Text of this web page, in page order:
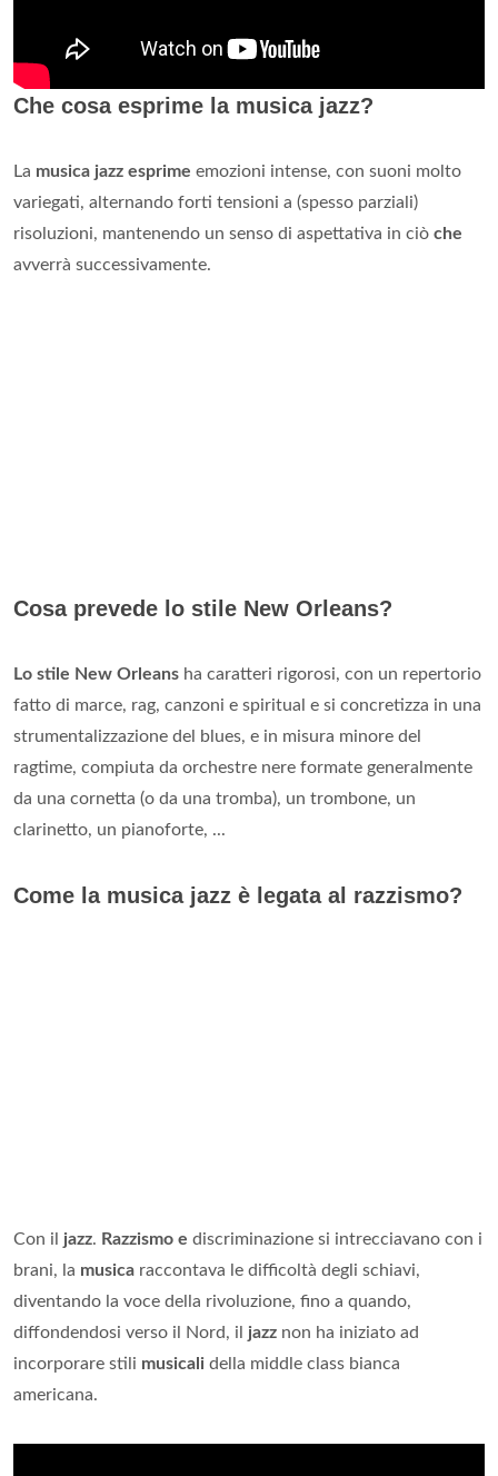
Che cosa esprime la musica jazz?
La musica jazz esprime emozioni intense, con suoni molto
variegati, alternando forti tensioni a (spesso parziali)
risoluzioni, mantenendo un senso di aspettativa in ciò che
avverrà successivamente.
Cosa prevede lo stile New Orleans?
Lo stile New Orleans ha caratteri rigorosi, con un repertorio
fatto di marce, rag, canzoni e spiritual e si concretizza in una
strumentalizzazione del blues, e in misura minore del
ragtime, compiuta da orchestre nere formate generalmente
da una cornetta (o da una tromba), un trombone, un
clarinetto, un pianoforte, ...
Come la musica jazz è legata al razzismo?
Con il jazz. Razzismo e discriminazione si intrecciavano con i
brani, la musica raccontava le difficoltà degli schiavi,
diventando la voce della rivoluzione, fino a quando,
diffondendosi verso il Nord, il jazz non ha iniziato ad
incorporare stili musicali della middle class bianca
americana.